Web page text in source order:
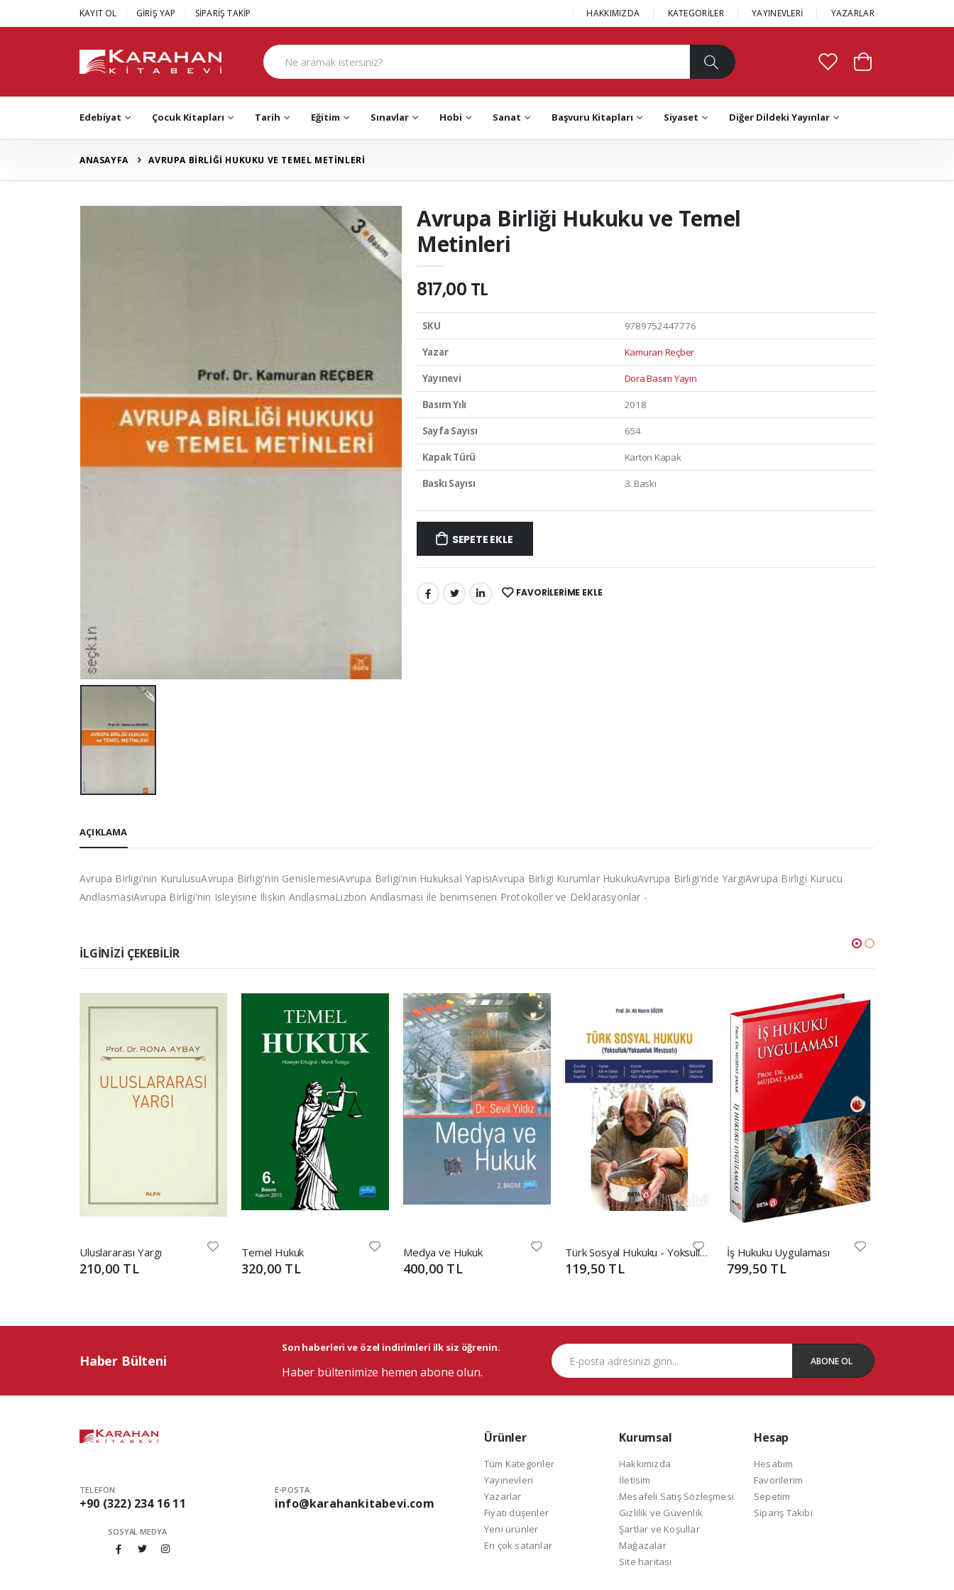
KAYIT OL GİRİŞ YAP SİPARİŞ TAKİP HAKKIMIZDA KATEGORİLER YAYINEVLERİ YAZARLAR
Edebiyat Çocuk Kitapları Tarih Eğitim Sınavlar Hobi Sanat Başvuru Kitapları Siyaset Diğer Dildeki Yayınlar
ANASAYFA AVRUPA BİRLİĞİ HUKUKU VE TEMEL METİNLERİ
Avrupa Birliği Hukuku ve Temel
Metinleri
817,00 TL
SKU 9789752447776
Yazar Kamuran Reçber
Yayınevi Dora Basım Yayın
Basım Yılı 2018
Sayfa Sayısı 654
Kapak Türü Karton Kapak
Baskı Sayısı 3. Baskı
SEPETE EKLE
PAYLAŞ: FAVORILERIME EKLE
AÇIKLAMA
Avrupa Birligi'nin KurulusuAvrupa Birligi'nin GenislemesiAvrupa Birligi'nin Hukuksal YapisiAvrupa Birligi Kurumlar HukukuAvrupa Birligi'nde YargiAvrupa Birligi Kurucu
AndlasmasiAvrupa Birligi'nin Isleyisine Iliskin AndlasmaLizbon Andlasmasi ile benimsenen Protokoller ve Deklarasyonlar -
İLGINIZI ÇEKEBILIR
Uluslararası Yargı
210,00 TL
Temel Hukuk
320,00 TL
Medya ve Hukuk
400,00 TL
Türk Sosyal Hukuku - Yoksulluk / Yoksunluk Mevzuatı
119,50 TL
İş Hukuku Uygulaması
799,50 TL
Haber Bülteni
Son haberleri ve özel indirimleri ilk siz öğrenin.
Haber bültenimize hemen abone olun.
ABONE OL
TELEFON:
+90 (322) 234 16 11
E-POSTA:
info@karahankitabevi.com
SOSYAL MEDYA
Ürünler
Tüm Kategoriler
Yayınevleri
Yazarlar
Fiyatı düşenler
Yeni ürünler
En çok satanlar
Kurumsal
Hakkımızda
İletisim
Mesafeli Satış Sözleşmesi
Gizlilik ve Güvenlik
Şartlar ve Koşullar
Mağazalar
Site haritası
Hesap
Hesabım
Favorilerim
Sepetim
Sipariş Takibi